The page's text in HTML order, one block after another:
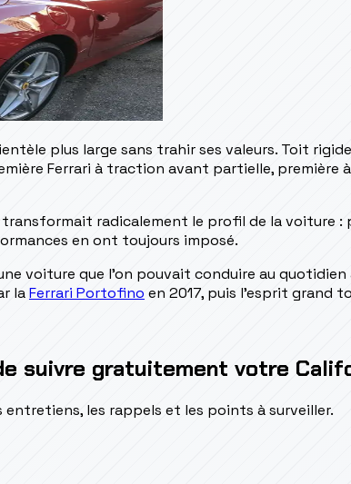
plus large sans trahir ses valeurs. Toit
Ferrari à traction avant partielle, première
radicalement le profil de la voiture :
en ont toujours imposé.
voiture que l'on pouvait conduire au
laFerrari Portofino en 2017, puis l'esprit grand
suivre gratuitement votre
les rappels et les points à surveiller.